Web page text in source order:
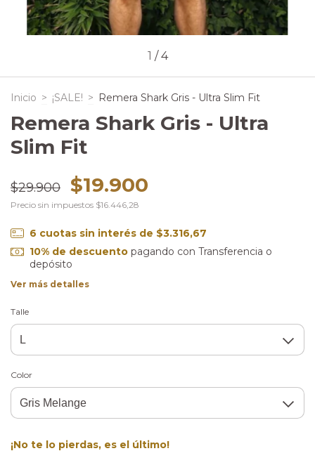
1 /4
Inicio > ¡SALE! > Remera Shark Gris - Ultra Slim Fit
Remera Shark Gris - Ultra
Slim Fit
$29.900 $19.900
Precio sin impuestos $16.446,28
6 cuotas sin interés de $3.316,67
10% de descuentopagando con Transferencia o
depósito
Ver más detalles
Talle
Color
¡No te lo pierdas, es el último!